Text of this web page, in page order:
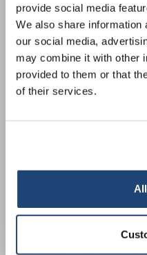
provide social media
We also share information
our social media,
may combine it with other
provided to them or that
of their services.
Artikel verder lezen »
Hoe sla je
Sign up for
informed about
receive a 10%
purchase for all
our